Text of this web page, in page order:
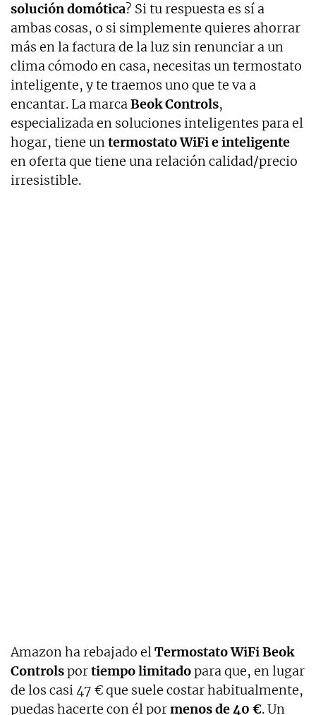
solución domótica? Si tu respuesta es sí a
ambas cosas, o si simplemente quieres ahorrar
más en la factura de la luz sin renunciar a un
clima cómodo en casa, necesitas un termostato
inteligente, y te traemos uno que te va a
encantar. La marcaBeok Controls,
especializada en soluciones inteligentes para el
hogar, tiene untermostato WiFi e inteligente
en oferta que tiene una relación calidad/precio
irresistible.
Amazon ha rebajado elTermostato WiFi Beok
Controlsportiempo limitadopara que, en lugar
de los casi 47 € que suele costar habitualmente,
puedas hacerte con él pormenos de 40 €. Un